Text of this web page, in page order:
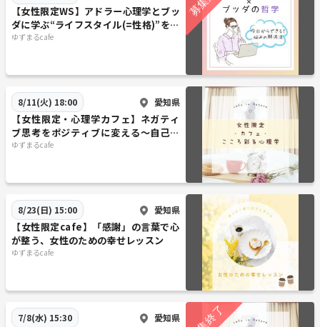
【女性限定WS】アドラー心理学とブッ
ダに学ぶ“ライフスタイル(=性格)”を変
えるには
ゆずまるcafe
8/11(火) 18:00 愛知県
【女性限定・心理学カフェ】ネガティ
ブ思考をポジティブに変える～自己肯
定感を高める方法
ゆずまるcafe
8/23(日) 15:00 愛知県
【女性限定cafe】「感謝」の言葉で心
が整う、女性のための幸せレッスン
ゆずまるcafe
7/8(水) 15:30 愛知県